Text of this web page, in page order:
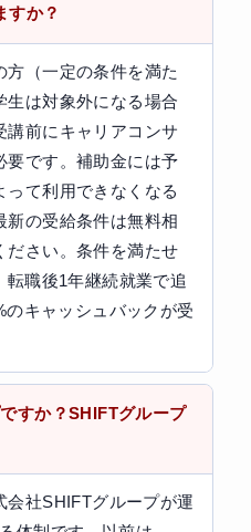
すか？
方（一定の条件を満た
生は対象外になる場合
講前にキャリアコンサ
要です。補助金には予
って利用できなくなる
新の受給条件は無料相
ださい。条件を満たせ
転職後1年継続就業で追
のキャッシュバックが受
すか？SHIFTグループ
会社SHIFTグループが運